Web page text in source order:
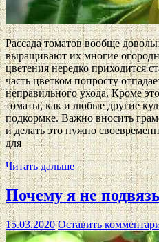
Рассада томатов вообще
выращивают их многие
цветения нередко приходится
часть цветком попросту
неправильного ухода. Кроме
томаты, как и любые другие
подкормке. Важно вносить
и делать это нужно
для
Читать дальше
Почему я не
15.03.2020 Оставить